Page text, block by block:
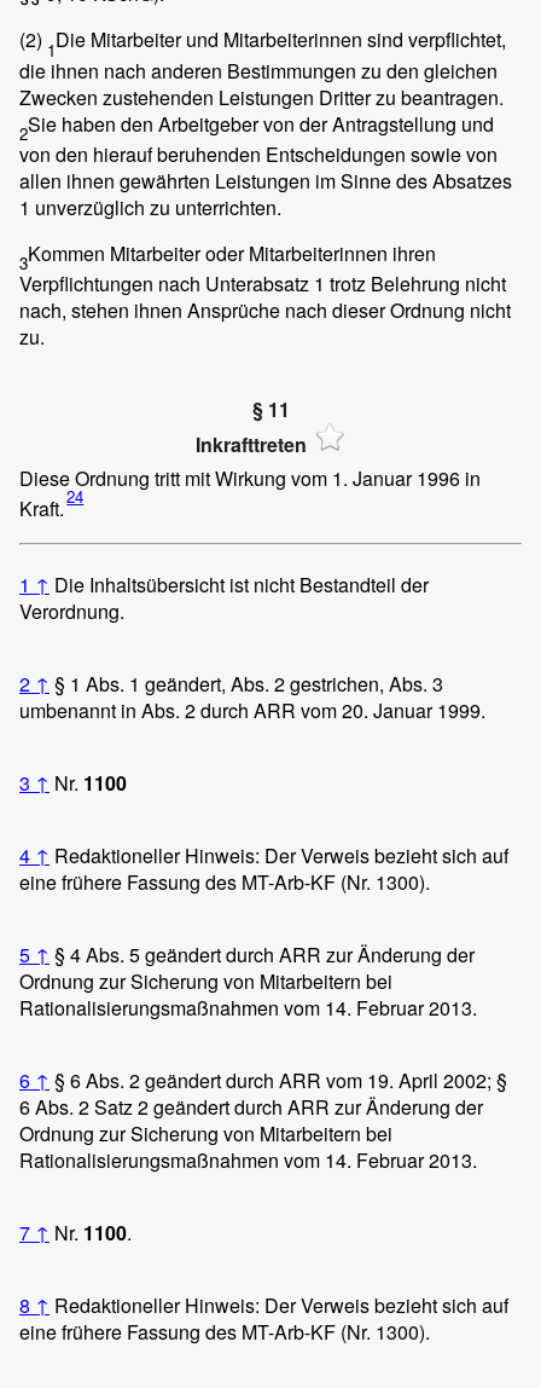
(2) 1Die Mitarbeiter und Mitarbeiterinnen sind verpflichtet,
die ihnen nach anderen Bestimmungen zu den gleichen
Zwecken zustehenden Leistungen Dritter zu beantragen.
2Sie haben den Arbeitgeber von der Antragstellung und
von den hierauf beruhenden Entscheidungen sowie von
allen ihnen gewährten Leistungen im Sinne des Absatzes
1 unverzüglich zu unterrichten.
3Kommen Mitarbeiter oder Mitarbeiterinnen ihren
Verpflichtungen nach Unterabsatz 1 trotz Belehrung nicht
nach, stehen ihnen Ansprüche nach dieser Ordnung nicht
zu.
§ 11
Inkrafttreten
Diese Ordnung tritt mit Wirkung vom 1. Januar 1996 in
Kraft.24
1 ↑ Die Inhaltsübersicht ist nicht Bestandteil der
Verordnung.
2 ↑ § 1 Abs. 1 geändert, Abs. 2 gestrichen, Abs. 3
umbenannt in Abs. 2 durch ARR vom 20. Januar 1999.
3 ↑ Nr. 1100
4 ↑ Redaktioneller Hinweis: Der Verweis bezieht sich auf
eine frühere Fassung des MT-Arb-KF (Nr. 1300).
5 ↑ § 4 Abs. 5 geändert durch ARR zur Änderung der
Ordnung zur Sicherung von Mitarbeitern bei
Rationalisierungsmaßnahmen vom 14. Februar 2013.
6 ↑ § 6 Abs. 2 geändert durch ARR vom 19. April 2002; §
6 Abs. 2 Satz 2 geändert durch ARR zur Änderung der
Ordnung zur Sicherung von Mitarbeitern bei
Rationalisierungsmaßnahmen vom 14. Februar 2013.
7 ↑ Nr. 1100.
8 ↑ Redaktioneller Hinweis: Der Verweis bezieht sich auf
eine frühere Fassung des MT-Arb-KF (Nr. 1300).